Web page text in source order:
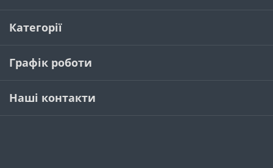
Категорії
Графік роботи
Наші контакти